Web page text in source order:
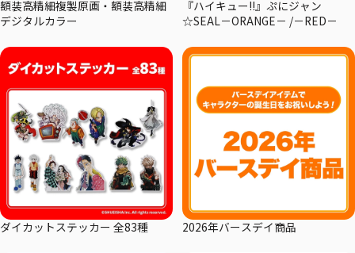
額装高精細複製原画・額装高精細
デジタルカラー
『ハイキュー!!』ぷにジャン
☆SEAL－ORANGE－ /－RED－
ダイカットステッカー 全83種 2026年バースデイ商品